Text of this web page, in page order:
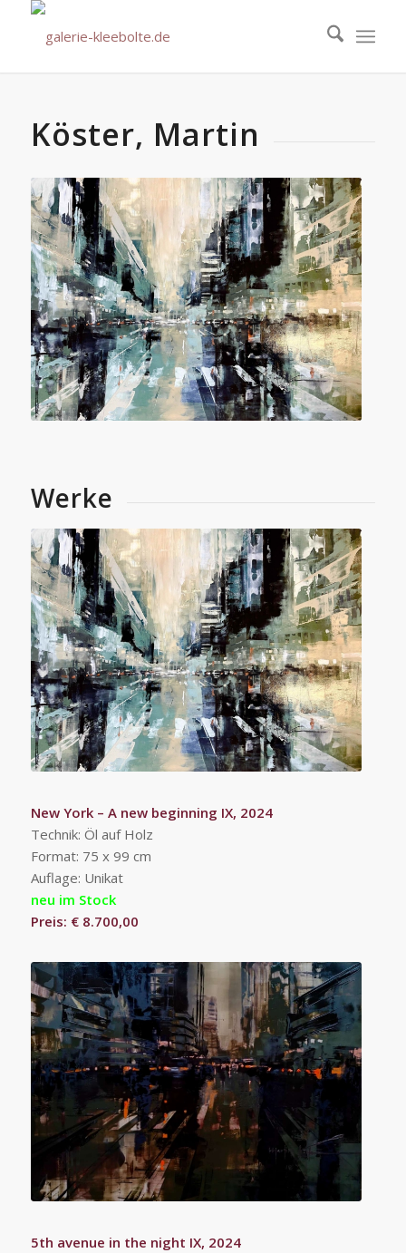
Köster, Martin
Werke
New York – A new beginning IX, 2024
Technik: Öl auf Holz
Format: 75 x 99 cm
Auflage: Unikat
neu im Stock
Preis: € 8.700,00
5th avenue in the night IX, 2024